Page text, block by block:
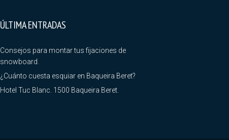
ÚLTIMA ENTRADAS
Consejos para montar tus fijaciones de
snowboard.
¿Cuánto cuesta esquiar en Baqueira Beret?
Hotel Tuc Blanc. 1500 Baqueira Beret.